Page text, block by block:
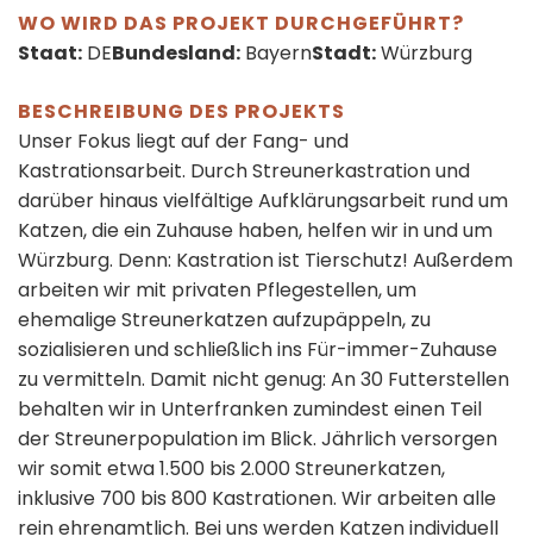
WO WIRD DAS PROJEKT DURCHGEFÜHRT?
Staat: DEBundesland: BayernStadt:Würzburg
BESCHREIBUNG DES PROJEKTS
Unser Fokus liegt auf der Fang- und
Kastrationsarbeit. Durch Streunerkastration und
darüber hinaus vielfältige Aufklärungsarbeit rund um
Katzen, die ein Zuhause haben, helfen wir in und um
Würzburg. Denn: Kastration ist Tierschutz! Außerdem
arbeiten wir mit privaten Pflegestellen, um
ehemalige Streunerkatzen aufzupäppeln, zu
sozialisieren und schließlich ins Für-immer-Zuhause
zu vermitteln. Damit nicht genug: An 30 Futterstellen
behalten wir in Unterfranken zumindest einen Teil
der Streunerpopulation im Blick. Jährlich versorgen
wir somit etwa 1.500 bis 2.000 Streunerkatzen,
inklusive 700 bis 800 Kastrationen. Wir arbeiten alle
rein ehrenamtlich. Bei uns werden Katzen individuell